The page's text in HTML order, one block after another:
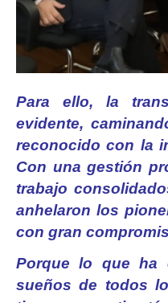
Para ello, la
evidente,
reconocido con la
Con una gestión
trabajo
anhelaron los
con gran
Porque lo que ha
sueños de todos